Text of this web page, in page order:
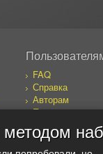
FAQ
Справка
Авторам
Покупателям
Публикации
Наши авторы